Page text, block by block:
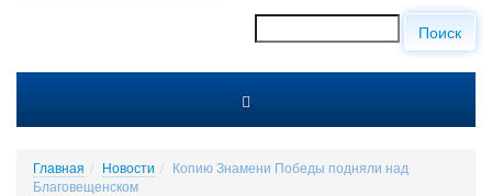
Форма поиска
Поиск
Главная Новости
Копию Знамени Победы подняли над
Благовещенском